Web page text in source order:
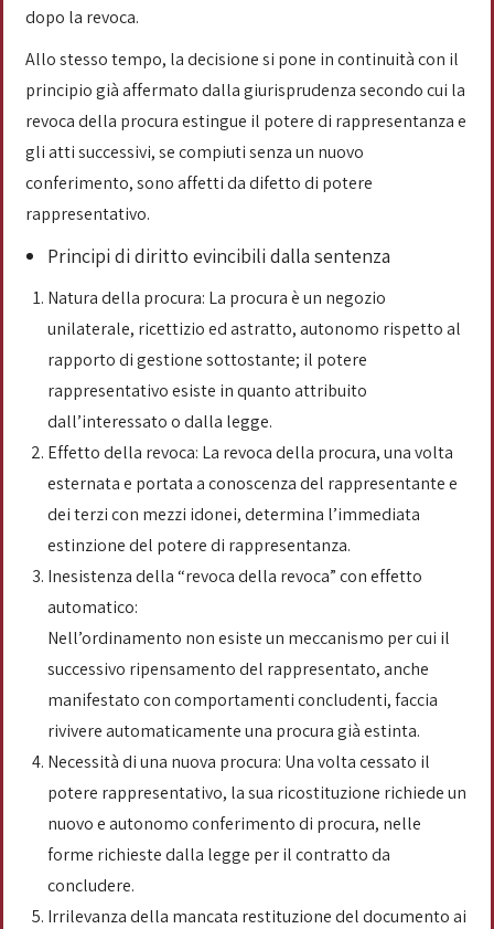
dopo la revoca.
Allo stesso tempo, la decisione si pone in continuità con il
principio già affermato dalla giurisprudenza secondo cui la
revoca della procura estingue il potere di rappresentanza e
gli atti successivi, se compiuti senza un nuovo
conferimento, sono affetti da difetto di potere
rappresentativo.
Principi di diritto evincibili dalla sentenza
Natura della procura: La procura è un negozio
unilaterale, ricettizio ed astratto, autonomo rispetto al
rapporto di gestione sottostante; il potere
rappresentativo esiste in quanto attribuito
dall’interessato o dalla legge.
Effetto della revoca: La revoca della procura, una volta
esternata e portata a conoscenza del rappresentante e
dei terzi con mezzi idonei, determina l’immediata
estinzione del potere di rappresentanza.
Inesistenza della “revoca della revoca” con effetto
automatico:
Nell’ordinamento non esiste un meccanismo per cui il
successivo ripensamento del rappresentato, anche
manifestato con comportamenti concludenti, faccia
rivivere automaticamente una procura già estinta.
Necessità di una nuova procura: Una volta cessato il
potere rappresentativo, la sua ricostituzione richiede un
nuovo e autonomo conferimento di procura, nelle
forme richieste dalla legge per il contratto da
concludere.
Irrilevanza della mancata restituzione del documento ai